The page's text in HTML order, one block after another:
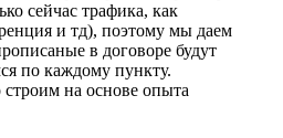
сейчас трафика, как
и тд), поэтому мы даем
в договоре будут
по каждому пункту.
на основе опыта